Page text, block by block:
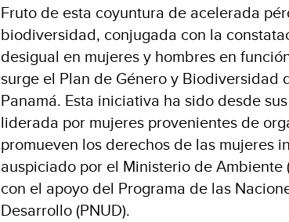
Fruto de esta coyuntura de acelerada
biodiversidad, conjugada con la
desigual en mujeres y hombres en
surge el Plan de Género y Biodiversidad
Panamá. Esta iniciativa ha sido desde
liderada por mujeres provenientes de
promueven los derechos de las mujeres
auspiciado por el Ministerio de Ambiente
con el apoyo del Programa de las
Desarrollo (PNUD).